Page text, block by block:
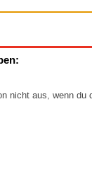
nicht aus, wenn du